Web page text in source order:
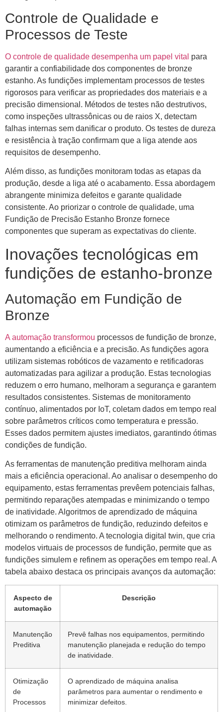
Controle de Qualidade e
Processos de Teste
O controle de qualidade desempenha um papel vital para
garantir a confiabilidade dos componentes de bronze
estanho. As fundições implementam processos de testes
rigorosos para verificar as propriedades dos materiais e a
precisão dimensional. Métodos de testes não destrutivos,
como inspeções ultrassônicas ou de raios X, detectam
falhas internas sem danificar o produto. Os testes de dureza
e resistência à tração confirmam que a liga atende aos
requisitos de desempenho.
Além disso, as fundições monitoram todas as etapas da
produção, desde a liga até o acabamento. Essa abordagem
abrangente minimiza defeitos e garante qualidade
consistente. Ao priorizar o controle de qualidade, uma
Fundição de Precisão Estanho Bronze fornece
componentes que superam as expectativas do cliente.
Inovações tecnológicas em
fundições de estanho-bronze
Automação em Fundição de
Bronze
A automação transformou processos de fundição de bronze,
aumentando a eficiência e a precisão. As fundições agora
utilizam sistemas robóticos de vazamento e retificadoras
automatizadas para agilizar a produção. Estas tecnologias
reduzem o erro humano, melhoram a segurança e garantem
resultados consistentes. Sistemas de monitoramento
contínuo, alimentados por IoT, coletam dados em tempo real
sobre parâmetros críticos como temperatura e pressão.
Esses dados permitem ajustes imediatos, garantindo ótimas
condições de fundição.
As ferramentas de manutenção preditiva melhoram ainda
mais a eficiência operacional. Ao analisar o desempenho do
equipamento, estas ferramentas prevêem potenciais falhas,
permitindo reparações atempadas e minimizando o tempo
de inatividade. Algoritmos de aprendizado de máquina
otimizam os parâmetros de fundição, reduzindo defeitos e
melhorando o rendimento. A tecnologia digital twin, que cria
modelos virtuais de processos de fundição, permite que as
fundições simulem e refinem as operações em tempo real. A
tabela abaixo destaca os principais avanços da automação:
Aspecto de
automação
Descrição
Manutenção
Preditiva
Prevê falhas nos equipamentos, permitindo
manutenção planejada e redução do tempo
de inatividade.
Otimização
de
Processos
O aprendizado de máquina analisa
parâmetros para aumentar o rendimento e
minimizar defeitos.